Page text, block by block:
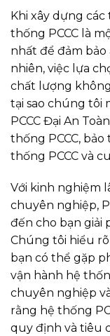
Khi xây dựng
thống PCCC là
nhất để đảm bảo
nhiên, việc lựa
chất lượng
tại sao chúng tôi
PCCC Đại An
thống PCCC,
thống PCCC và
Với kinh nghiệm
chuyên nghiệp,
đến cho bạn giải
Chúng tôi hiểu
bạn có thể gặp
vận hành hệ
chuyên nghiệp
rằng hệ thống
quy định và tiêu